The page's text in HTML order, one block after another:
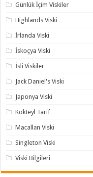
Günlük İçim Viskiler
Highlands Viski
İrlanda Viski
İskoçya Viski
İsli Viskiler
Jack Daniel's Viski
Japonya Viski
Kokteyl Tarif
Macallan Viski
Singleton Viski
Viski Bilgileri